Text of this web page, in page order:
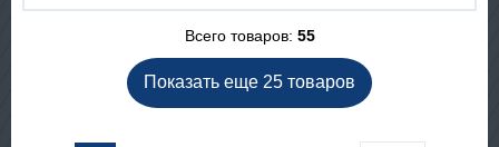
Всего товаров: 55
Показать еще 25 товаров